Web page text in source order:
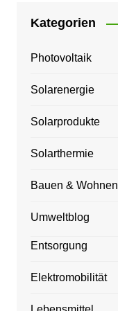
Kategorien
Photovoltaik
Solarenergie
Solarprodukte
Solarthermie
Bauen & Wohnen
Umweltblog
Entsorgung
Elektromobilität